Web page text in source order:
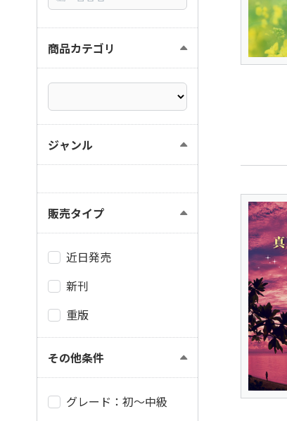
商品カテゴリ
ジャンル
販売タイプ
近日発売
新刊
重版
その他条件
グレード：初～中級